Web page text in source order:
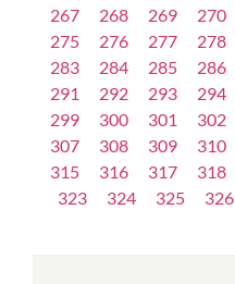
267
268 269 270
275
276 277 278
283
284 285 286
291
292 293 294
299
300 301 302
307
308 309 310
315
316 317 318
323
324 325 326